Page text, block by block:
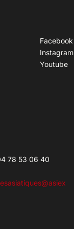
Facebook
Instagram
Youtube
78 53 06 40